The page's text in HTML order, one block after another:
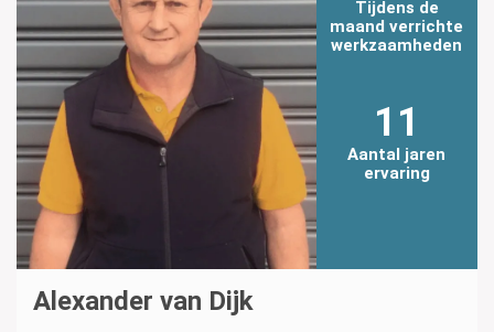
Tijdens de
maand verrichte
werkzaamheden
11
Aantal jaren
ervaring
Alexander van Dijk